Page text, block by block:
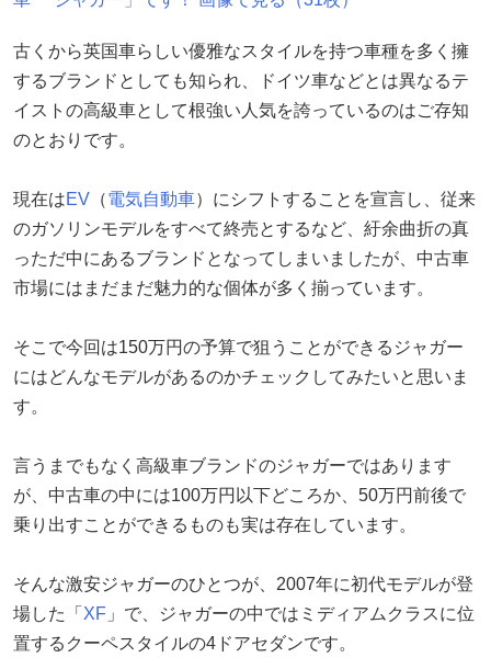
古くから英国車らしい優雅なスタイルを持つ車種を多く擁
するブランドとしても知られ、ドイツ車などとは異なるテ
イストの高級車として根強い人気を誇っているのはご存知
のとおりです。
現在はEV （電気自動車）にシフトすることを宣言し、従来
のガソリンモデルをすべて終売とするなど、紆余曲折の真
っただ中にあるブランドとなってしまいましたが、中古車
市場にはまだまだ魅力的な個体が多く揃っています。
そこで今回は150万円の予算で狙うことができるジャガー
にはどんなモデルがあるのかチェックしてみたいと思いま
す。
言うまでもなく高級車ブランドのジャガーではあります
が、中古車の中には100万円以下どころか、50万円前後で
乗り出すことができるものも実は存在しています。
そんな激安ジャガーのひとつが、2007年に初代モデルが登
場した「 XF 」で、ジャガーの中ではミディアムクラスに位
置するクーペスタイルの4ドアセダンです。